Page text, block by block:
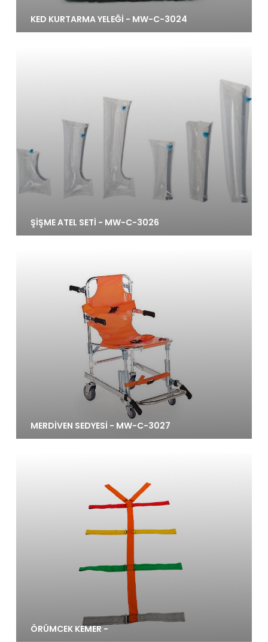
KED KURTARMA YELEĞİ - MW-C-3024
ŞİŞME ATEL SETİ - MW-C-3026
MERDİVEN SEDYESİ - MW-C-3027
ÖRÜMCEK KEMER -